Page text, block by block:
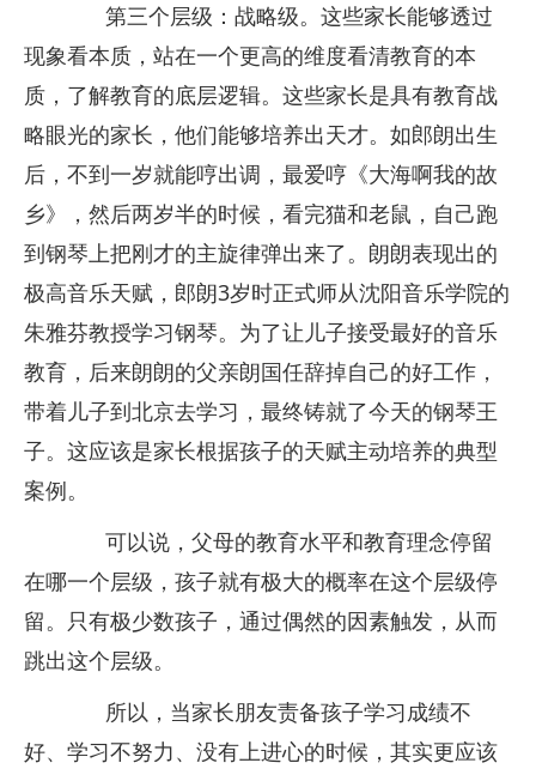
第三个层级：战略级。这些家长能够透过
现象看本质，站在一个更高的维度看清教育的本
质，了解教育的底层逻辑。这些家长是具有教育战
略眼光的家长，他们能够培养出天才。如郎朗出生
后，不到一岁就能哼出调，最爱哼《大海啊我的故
乡》，然后两岁半的时候，看完猫和老鼠，自己跑
到钢琴上把刚才的主旋律弹出来了。朗朗表现出的
极高音乐天赋，郎朗3岁时正式师从沈阳音乐学院的
朱雅芬教授学习钢琴。为了让儿子接受最好的音乐
教育，后来朗朗的父亲朗国任辞掉自己的好工作，
带着儿子到北京去学习，最终铸就了今天的钢琴王
子。这应该是家长根据孩子的天赋主动培养的典型
案例。
可以说，父母的教育水平和教育理念停留
在哪一个层级，孩子就有极大的概率在这个层级停
留。只有极少数孩子，通过偶然的因素触发，从而
跳出这个层级。
所以，当家长朋友责备孩子学习成绩不
好、学习不努力、没有上进心的时候，其实更应该